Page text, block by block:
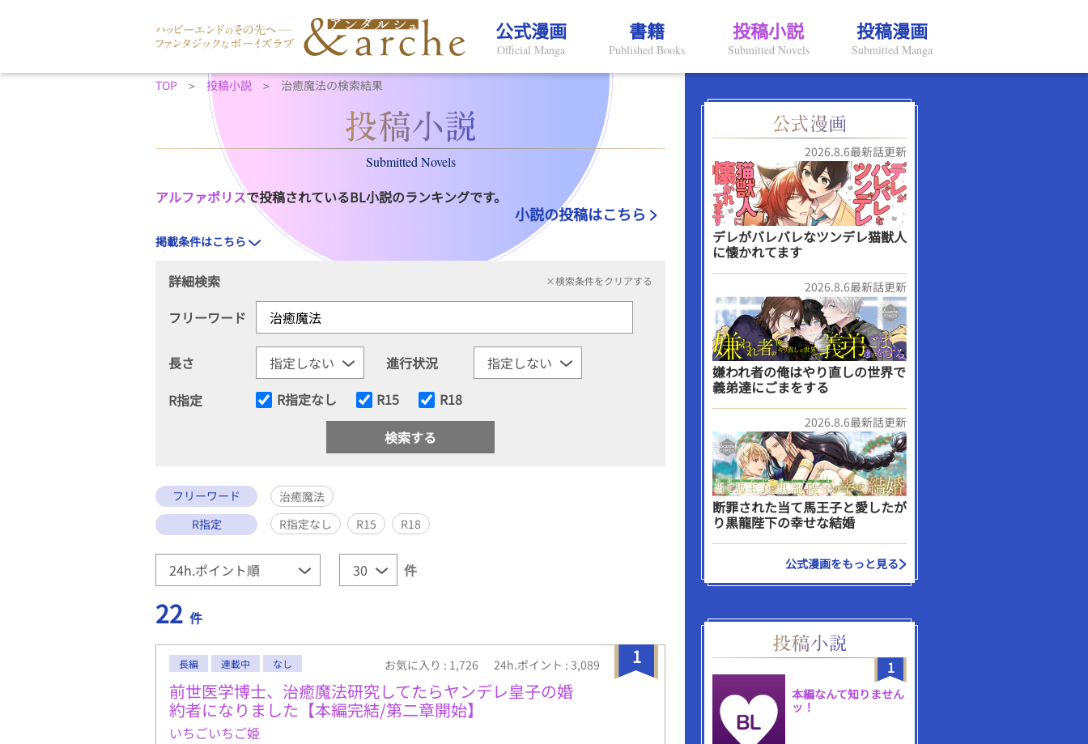
公式漫画
Official Manga
書籍
Published Books
投稿小説
Submitted Novels
投稿漫画
Submitted Manga
TOP 投稿小説 治癒魔法の検索結果
Submitted Novels
アルファポリスで投稿されているBL小説のランキングです。
小説の投稿はこちら
掲載条件はこちら
詳細検索 ×検索条件をクリアする
フリーワード
長さ
進行状況
R指定
R指定なし R15 R18
フリーワード
治癒魔法
R指定
R指定なし R15 R18
件
22 件
1
長編 連載中 なし お気に入り : 1,726 24h.ポイント : 3,089
前世医学博士、治癒魔法研究してたらヤンデレ皇子の婚
約者になりました【本編完結/第二章開始】
いちごいちご姫
2026.8.6最新話更新
デレがバレバレなツンデレ猫獣人
に懐かれてます
2026.8.6最新話更新
嫌われ者の俺はやり直しの世界で
義弟達にごまをする
2026.8.6最新話更新
断罪された当て馬王子と愛したが
り黒龍陛下の幸せな結婚
公式漫画をもっと見る
1
本編なんて知りません
ッ！